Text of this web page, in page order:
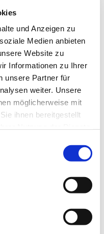
und Anzeigen zu
Medien anbieten
Website zu
Informationen zu Ihrer
unsere Partner für
weiter. Unsere
möglicherweise mit
ihnen bereitgestellt